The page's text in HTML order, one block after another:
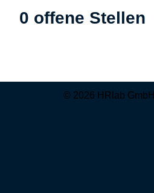
0 offene Stellen
© 2026 HRlab GmbH